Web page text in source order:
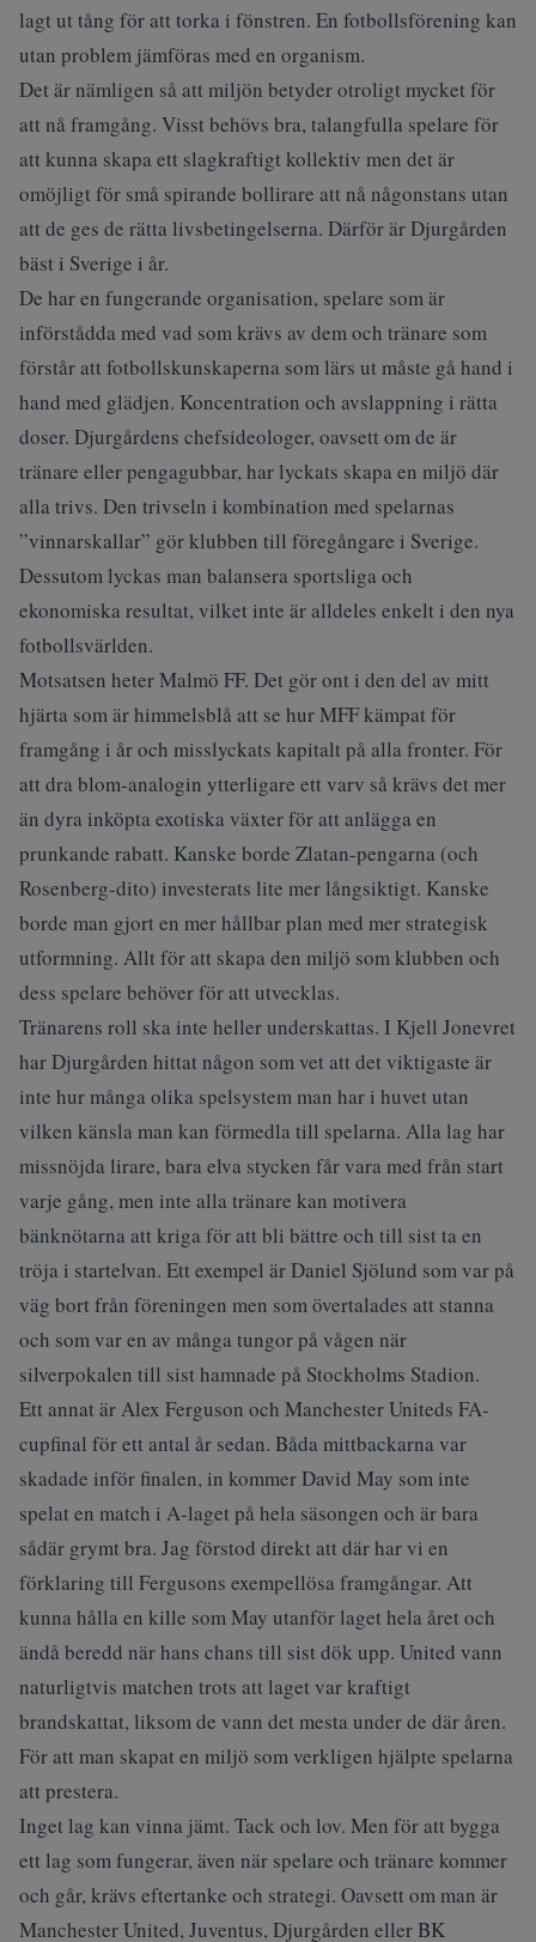
lagt ut tång för att torka i fönstren. En fotbollsförening kan
utan problem jämföras med en organism.
Det är nämligen så att miljön betyder otroligt mycket för
att nå framgång. Visst behövs bra, talangfulla spelare för
att kunna skapa ett slagkraftigt kollektiv men det är
omöjligt för små spirande bollirare att nå någonstans utan
att de ges de rätta livsbetingelserna. Därför är Djurgården
bäst i Sverige i år.
De har en fungerande organisation, spelare som är
införstådda med vad som krävs av dem och tränare som
förstår att fotbollskunskaperna som lärs ut måste gå hand i
hand med glädjen. Koncentration och avslappning i rätta
doser. Djurgårdens chefsideologer, oavsett om de är
tränare eller pengagubbar, har lyckats skapa en miljö där
alla trivs. Den trivseln i kombination med spelarnas
”vinnarskallar” gör klubben till föregångare i Sverige.
Dessutom lyckas man balansera sportsliga och
ekonomiska resultat, vilket inte är alldeles enkelt i den nya
fotbollsvärlden.
Motsatsen heter Malmö FF. Det gör ont i den del av mitt
hjärta som är himmelsblå att se hur MFF kämpat för
framgång i år och misslyckats kapitalt på alla fronter. För
att dra blom-analogin ytterligare ett varv så krävs det mer
än dyra inköpta exotiska växter för att anlägga en
prunkande rabatt. Kanske borde Zlatan-pengarna (och
Rosenberg-dito) investerats lite mer långsiktigt. Kanske
borde man gjort en mer hållbar plan med mer strategisk
utformning. Allt för att skapa den miljö som klubben och
dess spelare behöver för att utvecklas.
Tränarens roll ska inte heller underskattas. I Kjell Jonevret
har Djurgården hittat någon som vet att det viktigaste är
inte hur många olika spelsystem man har i huvet utan
vilken känsla man kan förmedla till spelarna. Alla lag har
missnöjda lirare, bara elva stycken får vara med från start
varje gång, men inte alla tränare kan motivera
bänknötarna att kriga för att bli bättre och till sist ta en
tröja i startelvan. Ett exempel är Daniel Sjölund som var på
väg bort från föreningen men som övertalades att stanna
och som var en av många tungor på vågen när
silverpokalen till sist hamnade på Stockholms Stadion.
Ett annat är Alex Ferguson och Manchester Uniteds FA-
cupfinal för ett antal år sedan. Båda mittbackarna var
skadade inför finalen, in kommer David May som inte
spelat en match i A-laget på hela säsongen och är bara
sådär grymt bra. Jag förstod direkt att där har vi en
förklaring till Fergusons exempellösa framgångar. Att
kunna hålla en kille som May utanför laget hela året och
ändå beredd när hans chans till sist dök upp. United vann
naturligtvis matchen trots att laget var kraftigt
brandskattat, liksom de vann det mesta under de där åren.
För att man skapat en miljö som verkligen hjälpte spelarna
att prestera.
Inget lag kan vinna jämt. Tack och lov. Men för att bygga
ett lag som fungerar, även när spelare och tränare kommer
och går, krävs eftertanke och strategi. Oavsett om man är
Manchester United, Juventus, Djurgården eller BK